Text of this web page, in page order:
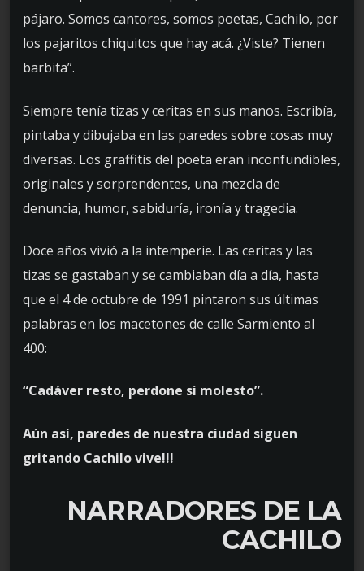
pájaro. Somos cantores, somos poetas, Cachilo, por
los pajaritos chiquitos que hay acá. ¿Viste? Tienen
barbita”.
Siempre tenía tizas y ceritas en sus manos. Escribía,
pintaba y dibujaba en las paredes sobre cosas muy
diversas. Los graffitis del poeta eran inconfundibles,
originales y sorprendentes, una mezcla de
denuncia, humor, sabiduría, ironía y tragedia.
Doce años vivió a la intemperie. Las ceritas y las
tizas se gastaban y se cambiaban día a día, hasta
que el 4 de octubre de 1991 pintaron sus últimas
palabras en los macetones de calle Sarmiento al
400:
“Cadáver resto, perdone si molesto”.
Aún así, paredes de nuestra ciudad siguen
gritando Cachilo vive!!!
NARRADORES DE LA
CACHILO